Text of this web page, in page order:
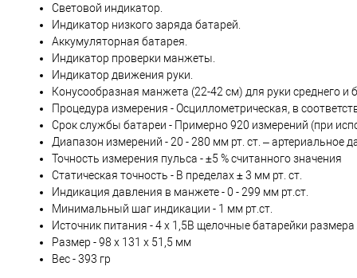
Световой индикатор.
Индикатор низкого заряда батарей.
Аккумуляторная батарея.
Индикатор проверки манжеты.
Индикатор движения руки.
Конусообразная манжета (22-42 см) для руки среднего и
Процедура измерения - Осциллометрическая, в
Срок службы батареи - Примерно 920 измерений (при
Диапазон измерений - 20 - 280 мм рт. ст. – артериальное
Точность измерения пульса - ±5 % считанного значения
Статическая точность - В пределах ± 3 мм рт. ст.
Индикация давления в манжете - 0 - 299 мм рт.ст.
Минимальный шаг индикации - 1 мм рт.ст.
Источник питания - 4 x 1,5В щелочные батарейки
Размер - 98 x 131 x 51,5 мм
Вес - 393 гр